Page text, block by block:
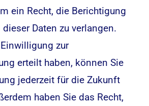
ein Recht, die Berichtigung
Daten zu verlangen.
zur
erteilt haben, können Sie
jederzeit für die Zukunft
haben Sie das Recht,